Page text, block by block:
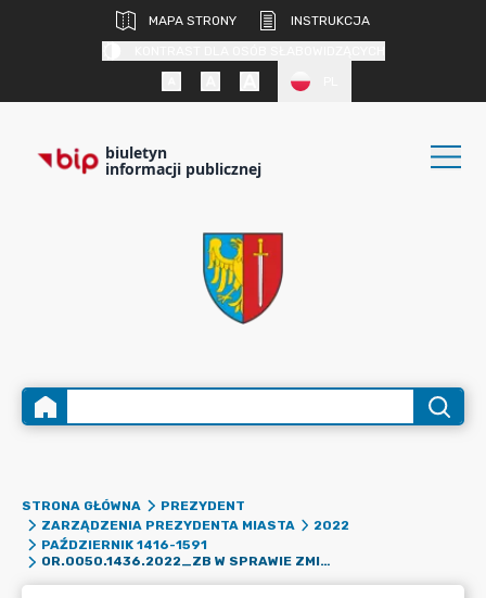
MAPA STRONY
INSTRUKCJA
biuletyn
informacji publicznej
STRONA GŁÓWNA
PREZYDENT
ZARZĄDZENIA PREZYDENTA MIASTA
2022
PAŹDZIERNIK 1416-1591
OR.0050.1436.2022_ZB W SPRAWIE ZMIAN W PLANIE FINANSOWYM URZĘDU MIASTA ŻORY NA 2022 R.